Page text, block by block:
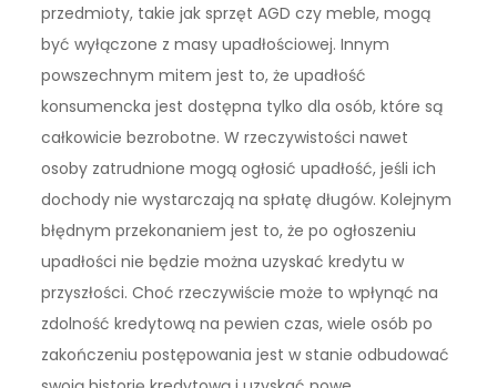
przedmioty, takie jak sprzęt AGD czy meble, mogą
być wyłączone z masy upadłościowej. Innym
powszechnym mitem jest to, że upadłość
konsumencka jest dostępna tylko dla osób, które są
całkowicie bezrobotne. W rzeczywistości nawet
osoby zatrudnione mogą ogłosić upadłość, jeśli ich
dochody nie wystarczają na spłatę długów. Kolejnym
błędnym przekonaniem jest to, że po ogłoszeniu
upadłości nie będzie można uzyskać kredytu w
przyszłości. Choć rzeczywiście może to wpłynąć na
zdolność kredytową na pewien czas, wiele osób po
zakończeniu postępowania jest w stanie odbudować